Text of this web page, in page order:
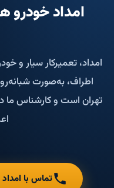
امداد خودرو
امداد، تعمیرکار سیار و
اطراف، به‌صورت
تهران است و کارشناس ما
تماس با